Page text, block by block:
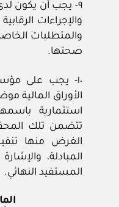
٩- يجب أن يكون
والإجراءات
والمتطلبات
صحتها.
١٠- يجب على
الأوراق المالية
استثمارية
تتضمن تلك
الغرض منها
المبادلة،
المستفيد النهائي.